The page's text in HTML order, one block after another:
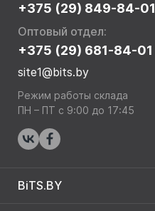
+375 (29) 849-84-01
Оптовый отдел:
+375 (29) 681-84-01
site1@bits.by
Режим работы склада
ПН – ПТ с 9:00 до 17:45
BiTS.BY